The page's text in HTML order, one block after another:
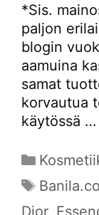
*Sis.
paljon
blogin
aamuina
samat
korvautua
käytössä …
Banila.co
Dior,